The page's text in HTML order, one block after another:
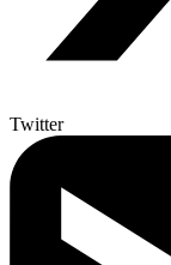
Twitter